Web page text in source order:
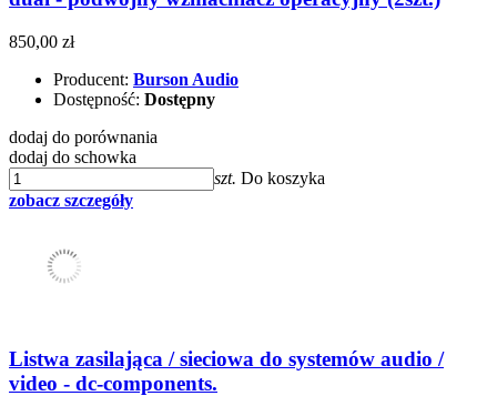
850,00 zł
Producent: Burson Audio
Dostępność: Dostępny
dodaj do porównania
dodaj do schowka
szt. Do koszyka
zobacz szczegóły
Listwa zasilająca / sieciowa do systemów audio /
video - dc-components.